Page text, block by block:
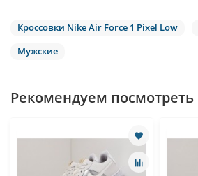
Кроссовки Nike Air Force 1 Pixel Low
Мужские
Рекомендуем посмотреть